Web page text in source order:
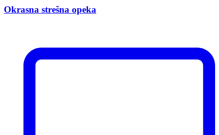
Okrasna strešna opeka